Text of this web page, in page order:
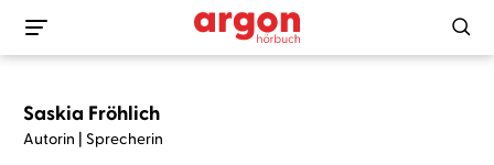
Saskia Fröhlich
Autorin | Sprecherin